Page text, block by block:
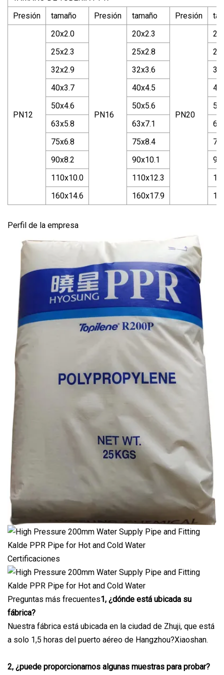
Presión
tamaño Presión tamaño Presión
PN12
20x2.0
PN16
20x2.3
PN20
25x2.3
25x2.8
32x2.9
32x3.6
40x3.7
40x4.5
50x4.6
50x5.6
63x5.8
63x7.1
75x6.8
75x8.4
90x8.2
90x10.1
110x10.0
110x12.3
160x14.6
160x17.9
Perfil de la empresa
Certificaciones
Preguntas más frecuentes1, ¿dónde está ubicada su
fábrica?
Nuestra fábrica está ubicada en la ciudad de Zhuji, que está
a solo 1,5 horas del puerto aéreo de Hangzhou?Xiaoshan.
2, ¿puede proporcionarnos algunas muestras para probar?